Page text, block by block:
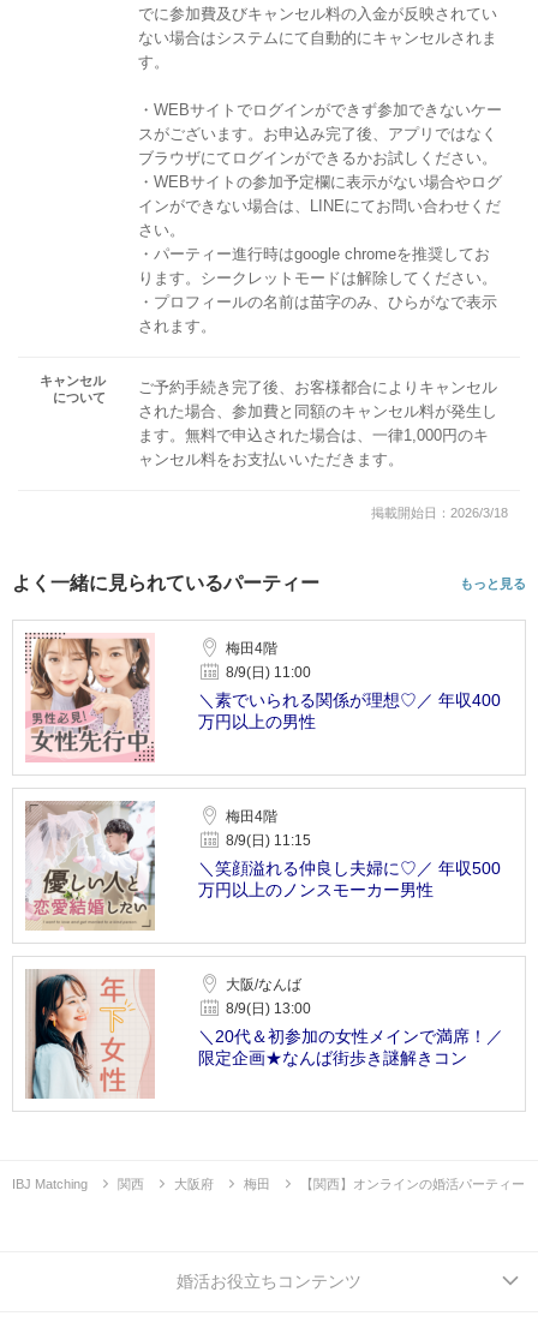
でに参加費及びキャンセル料の入金が反映されてい
ない場合はシステムにて自動的にキャンセルされま
す。
・WEBサイトでログインができず参加できないケー
スがございます。お申込み完了後、アプリではなく
ブラウザにてログインができるかお試しください。
・WEBサイトの参加予定欄に表示がない場合やログ
インができない場合は、LINEにてお問い合わせくだ
さい。
・パーティー進行時はgoogle chromeを推奨してお
ります。シークレットモードは解除してください。
・プロフィールの名前は苗字のみ、ひらがなで表示
されます。
キャンセル
について
ご予約手続き完了後、お客様都合によりキャンセル
された場合、参加費と同額のキャンセル料が発生し
ます。無料で申込された場合は、一律1,000円のキ
ャンセル料をお支払いいただきます。
掲載開始日：2026/3/18
よく一緒に見られているパーティー もっと見る
梅田4階
8/9(日) 11:00
＼素でいられる関係が理想♡／ 年収400
万円以上の男性
梅田4階
8/9(日) 11:15
＼笑顔溢れる仲良し夫婦に♡／ 年収500
万円以上のノンスモーカー男性
大阪/なんば
8/9(日) 13:00
＼20代＆初参加の女性メインで満席！／
限定企画★なんば街歩き謎解きコン
IBJ Matching 関西 大阪府 梅田 【関西】オンラインの婚活パーティー
婚活お役立ちコンテンツ